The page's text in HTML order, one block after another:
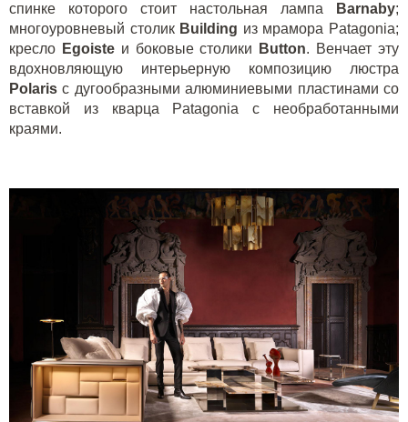
спинке которого стоит настольная лампа
Barnaby;
многоуровневый столик Building из мрамора Patagonia;
кресло Egoiste и боковые столики Button. Венчает эту
вдохновляющую интерьерную композицию люстра
Polaris с дугообразными алюминиевыми пластинами со
вставкой из кварца Patagonia
с необработанными
краями.